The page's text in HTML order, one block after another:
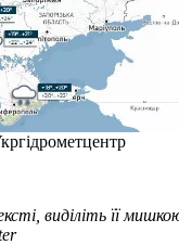
виділіть її